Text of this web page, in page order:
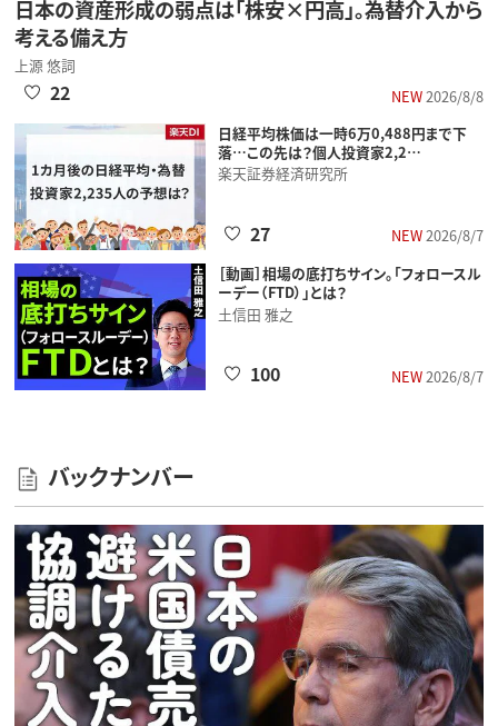
日本の資産形成の弱点は「株安×円高」。為替介入から
考える備え方
上源 悠詞
NEW2026/8/8
22
日経平均株価は一時6万0,488円まで下
落…この先は？個人投資家2,2…
楽天証券経済研究所
NEW2026/8/7
27
［動画］相場の底打ちサイン。「フォロースル
ーデー（FTD）」とは？
土信田 雅之
NEW2026/8/7
100
バックナンバー